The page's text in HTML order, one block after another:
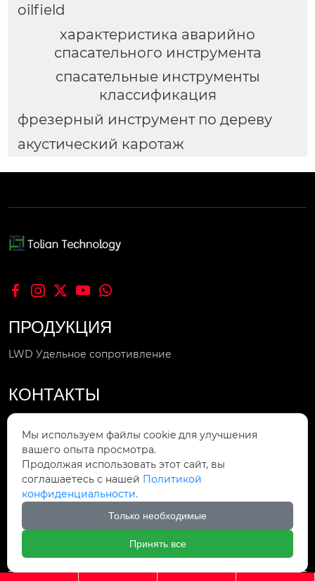
oilfield
характеристика аварийно
спасательного инструмента
спасательные инструменты
классификация
фрезерный инструмент по дереву
акустический каротаж
    
ПРОДУКЦИЯ
LWD Удельное сопротивление
КОНТАКТЫ

+86-412-8211566

Мы в сети
sale4@lntolian.com

Мы находимся
улица Шуандэ, район Тиси, Аньшань,
провинция Ляонин, Китай, 45.
Мы используем файлы cookie для улучшения
вашего опыта просмотра.
Продолжая использовать этот сайт, вы
соглашаетесь с нашей Политикой
конфиденциальности.
Только необходимые
Принять все